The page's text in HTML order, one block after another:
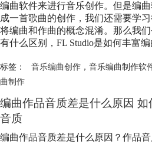
编曲软件来进行音乐创作。但是编
成一首歌曲的创作，我们还需要学
将编曲和作曲的概念混淆。那么我
有什么区别，FL Studio是如何丰富编
标签： 音乐编曲创作， 音乐编曲制作软
曲制作
编曲作品音质差是什么原因 如
音质
编曲作品音质差是什么原因？作品